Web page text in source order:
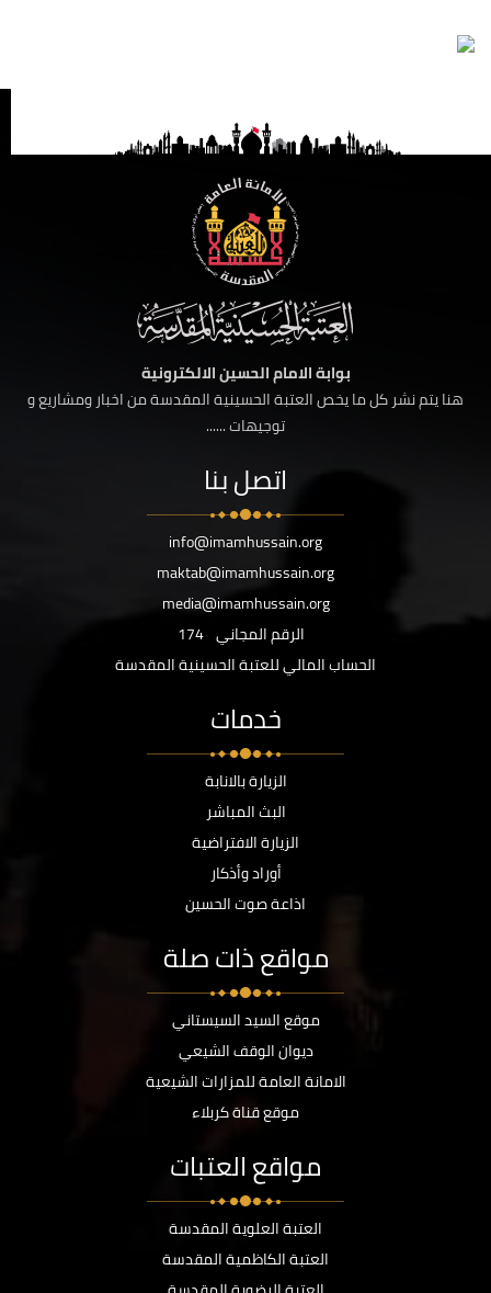
بوابة الامام الحسين الالكترونية
هنا يتم نشر كل ما يخص العتبة الحسينية المقدسة من اخبار ومشاريع و
توجيهات ......
اتصل بنا
info@imamhussain.org
maktab@imamhussain.org
media@imamhussain.org
الرقم المجاني 174
الحساب المالي للعتبة الحسينية المقدسة
خدمات
الزيارة بالانابة
البث المباشر
الزيارة الافتراضية
أوراد وأذكار
اذاعة صوت الحسين
مواقع ذات صلة
موقع السيد السيستاني
ديوان الوقف الشيعي
الامانة العامة للمزارات الشيعية
موقع قناة كربلاء
مواقع العتبات
العتبة العلوية المقدسة
العتبة الكاظمية المقدسة